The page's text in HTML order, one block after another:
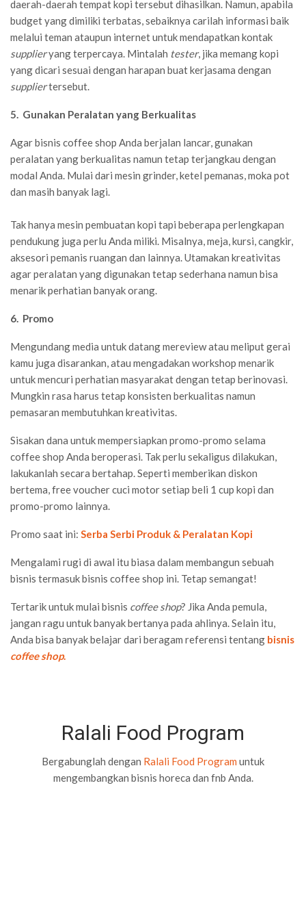
daerah-daerah tempat kopi tersebut dihasilkan. Namun, apabila
budget yang dimiliki terbatas, sebaiknya carilah informasi baik
melalui teman ataupun internet untuk mendapatkan kontak
supplieryang terpercaya. Mintalah tester, jika memang kopi
yang dicari sesuai dengan harapan buat kerjasama dengan
suppliertersebut.
5. Gunakan Peralatan yang Berkualitas
Agar bisnis coffee shop Anda berjalan lancar, gunakan
peralatan yang berkualitas namun tetap terjangkau dengan
modal Anda. Mulai dari mesin grinder, ketel pemanas, moka pot
dan masih banyak lagi.
Tak hanya mesin pembuatan kopi tapi beberapa perlengkapan
pendukung juga perlu Anda miliki. Misalnya, meja, kursi, cangkir,
aksesori pemanis ruangan dan lainnya. Utamakan kreativitas
agar peralatan yang digunakan tetap sederhana namun bisa
menarik perhatian banyak orang.
6. Promo
Mengundang media untuk datang mereview atau meliput gerai
kamu juga disarankan, atau mengadakan workshop menarik
untuk mencuri perhatian masyarakat dengan tetap berinovasi.
Mungkin rasa harus tetap konsisten berkualitas namun
pemasaran membutuhkan kreativitas.
Sisakan dana untuk mempersiapkan promo-promo selama
coffee shop Anda beroperasi. Tak perlu sekaligus dilakukan,
lakukanlah secara bertahap. Seperti memberikan diskon
bertema, free voucher cuci motor setiap beli 1 cup kopi dan
promo-promo lainnya.
Promo saat ini: Serba Serbi Produk & Peralatan Kopi
Mengalami rugi di awal itu biasa dalam membangun sebuah
bisnis termasuk bisnis coffee shop ini. Tetap semangat!
Tertarik untuk mulai bisnis coffee shop? Jika Anda pemula,
jangan ragu untuk banyak bertanya pada ahlinya. Selain itu,
Anda bisa banyak belajar dari beragam referensi tentang bisnis
coffee shop.
Ralali Food Program
Bergabunglah dengan Ralali Food Program untuk
mengembangkan bisnis horeca dan fnb Anda.